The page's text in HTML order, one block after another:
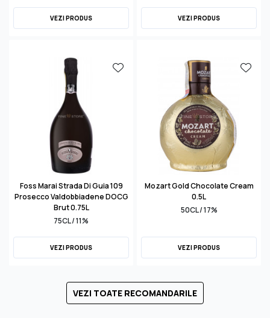
VEZI PRODUS VEZI PRODUS
Foss Marai Strada Di Guia 109
Prosecco Valdobbiadene DOCG
Brut 0.75L
75CL / 11%
VEZI PRODUS
Mozart Gold Chocolate Cream
0.5L
50CL / 17%
VEZI PRODUS
VEZI TOATE RECOMANDARILE